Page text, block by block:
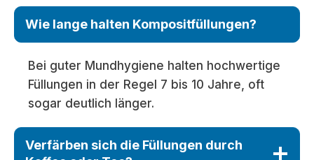
Wie lange halten Kompositfüllungen?
Bei guter Mundhygiene halten hochwertige
Füllungen in der Regel 7 bis 10 Jahre, oft
sogar deutlich länger.
Verfärben sich die Füllungen durch